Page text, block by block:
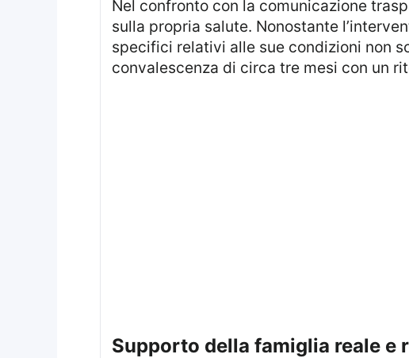
Nel confronto con la comunicazione trasparente del Re, la Principessa Kate ha optato per una maggiore riservatezza
sulla propria salute. Nonostante
specifici relativi alle sue condizioni non
convalescenza di circa tre mesi con un
supporto della famiglia reale e